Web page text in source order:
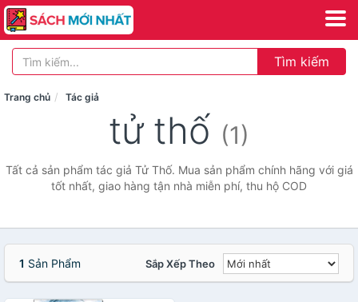
Tìm kiếm
Trang chủ Tác giả
tử thố (1)
Tất cả sản phẩm tác giả Tử Thố. Mua sản phẩm chính hãng với giá
tốt nhất, giao hàng tận nhà miễn phí, thu hộ COD
1 Sản Phẩm Sắp Xếp Theo